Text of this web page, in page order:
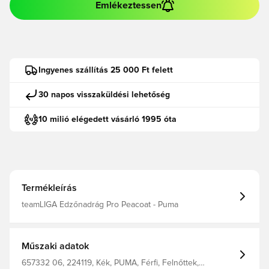
Emlékeztessen
Ingyenes szállítás 25 000 Ft felett
30 napos visszaküldési lehetőség
10 milió elégedett vásárló 1995 óta
Termékleírás
teamLIGA Edzőnadrág Pro Peacoat - Puma
Műszaki adatok
657332 06, 224119, Kék, PUMA, Férfi, Felnőttek,